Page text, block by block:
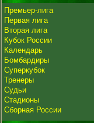
Премьер-лига
Первая лига
Вторая лига
Кубок России
Календарь
Бомбардиры
Суперкубок
Тренеры
Судьи
Стадионы
Сборная России